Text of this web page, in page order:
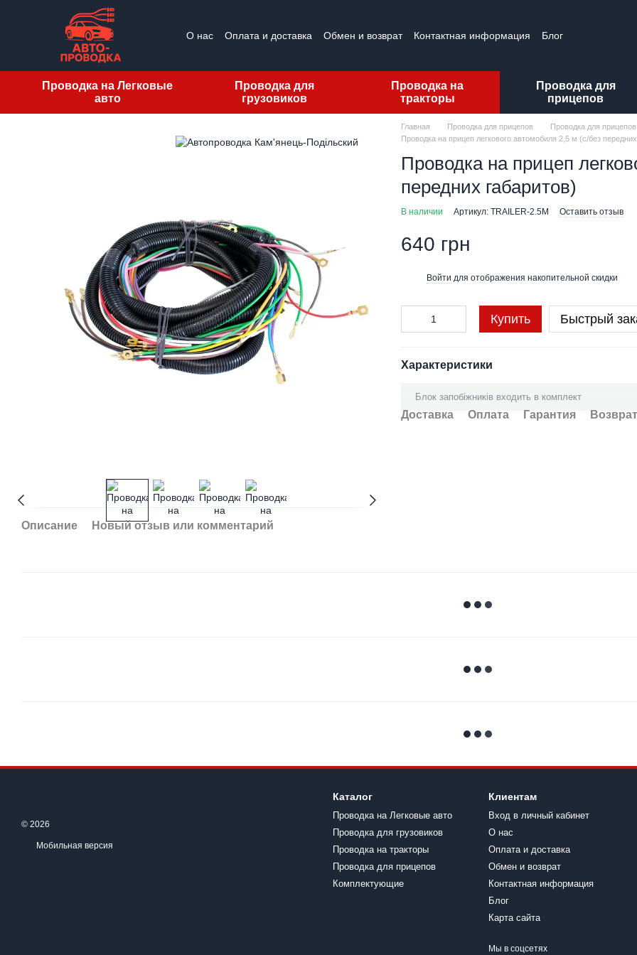
Перейти к основному контенту
О нас Оплата и доставка Обмен и возврат Контактная информация Блог
Проводка на Легковые
авто
Проводка для
грузовиков
Проводка на
тракторы
Проводка для
прицепов
Описание Новый отзыв или комментарий
Главная Проводка для прицепов
Проводка для
Проводка на прицеп легкового автомобиля 2,5 м (с/без
Проводка на прицеп
передних габаритов)
В наличии Артикул: TRAILER-2.5M Оставить отзыв
640 грн
Войти для отображения накопительной скидки
Купить Быстрый
Характеристики
Блок запобіжників входить в комплект
Доставка Оплата Гарантия Возврат
© 2026
Мобильная версия
Каталог
Проводка на Легковые авто
Проводка для грузовиков
Проводка на тракторы
Проводка для прицепов
Комплектующие
Клиентам
Вход в личный кабинет
О нас
Оплата и доставка
Обмен и возврат
Контактная информация
Блог
Карта сайта
Мы в соцсетях